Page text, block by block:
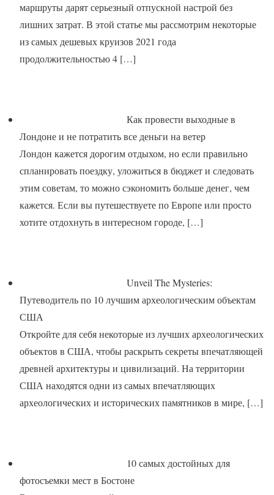
маршруты дарят серьезный отпускной настрой без
лишних затрат. В этой статье мы рассмотрим некоторые
из самых дешевых круизов 2021 года
продолжительностью 4 […]
Как провести выходные в
Лондоне и не потратить все деньги на ветер
Лондон кажется дорогим отдыхом, но если правильно
спланировать поездку, уложиться в бюджет и следовать
этим советам, то можно сэкономить больше денег, чем
кажется. Если вы путешествуете по Европе или просто
хотите отдохнуть в интересном городе, […]
Unveil The Mysteries:
Путеводитель по 10 лучшим археологическим объектам
США
Откройте для себя некоторые из лучших археологических
объектов в США, чтобы раскрыть секреты впечатляющей
древней архитектуры и цивилизаций. На территории
США находятся одни из самых впечатляющих
археологических и исторических памятников в мире, […]
10 самых достойных для
фотосъемки мест в Бостоне